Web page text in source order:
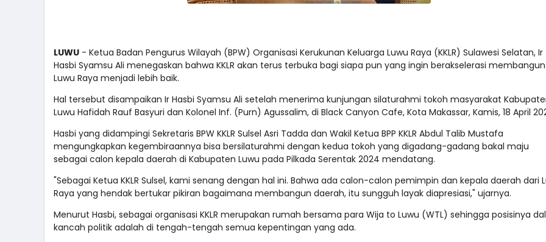
LUWU - Ketua Badan Pengurus Wilayah (BPW) Organisasi Kerukunan Keluarga Luwu Raya (KKLR) Sulawesi Selatan, Ir
Hasbi Syamsu Ali menegaskan bahwa KKLR akan terus terbuka bagi siapa pun yang ingin berakselerasi membangun
Luwu Raya menjadi lebih baik.
Hal tersebut disampaikan Ir Hasbi Syamsu Ali setelah menerima kunjungan silaturahmi tokoh masyarakat
Luwu Hafidah Rauf Basyuri dan Kolonel Inf. (Purn) Agussalim, di Black Canyon Cafe, Kota Makassar, Kamis, 18 April
Hasbi yang didampingi Sekretaris BPW KKLR Sulsel Asri Tadda dan Wakil Ketua BPP KKLR Abdul Talib Mustafa
mengungkapkan kegembiraannya bisa bersilaturahmi dengan kedua tokoh yang digadang-gadang bakal maju
sebagai calon kepala daerah di Kabupaten Luwu pada Pilkada Serentak 2024 mendatang.
"Sebagai Ketua KKLR Sulsel, kami senang dengan hal ini. Bahwa ada calon-calon pemimpin dan kepala daerah dari
Raya yang hendak bertukar pikiran bagaimana membangun daerah, itu sungguh layak diapresiasi," ujarnya.
Menurut Hasbi, sebagai organisasi KKLR merupakan rumah bersama para Wija to Luwu (WTL) sehingga posisinya
kancah politik adalah di tengah-tengah semua kepentingan yang ada.